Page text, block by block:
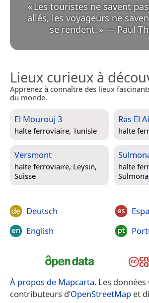
«Les touristes ne savent
allés, les voyageurs ne
se rendent. » — Paul
Lieux curieux à
Apprenez à connaître des lieux
du monde.
El Mourouj 3
halte ferroviaire, Tunisie
Ras El
halte
Versmont
halte ferroviaire, Leysin,
Suisse
halte
Deutsch
English
À propos de Mapcarta. Les
contributeurs d’OpenStreetMap et